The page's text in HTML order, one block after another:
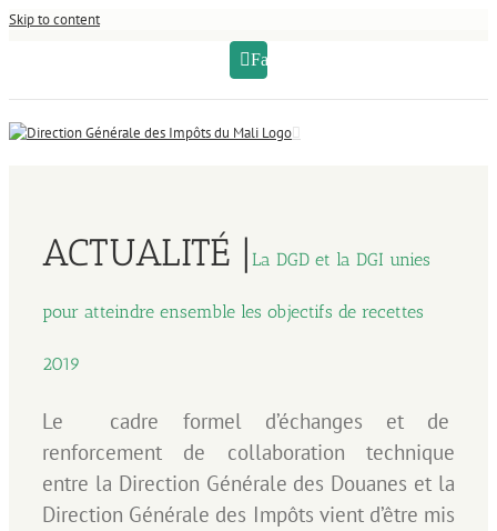
Skip to content
Facebook
ACTUALITÉ | La DGD et la DGI unies
pour atteindre ensemble les objectifs de recettes
2019
Le cadre formel d’échanges et de
renforcement de collaboration technique
entre la Direction Générale des Douanes et la
Direction Générale des Impôts vient d’être mis